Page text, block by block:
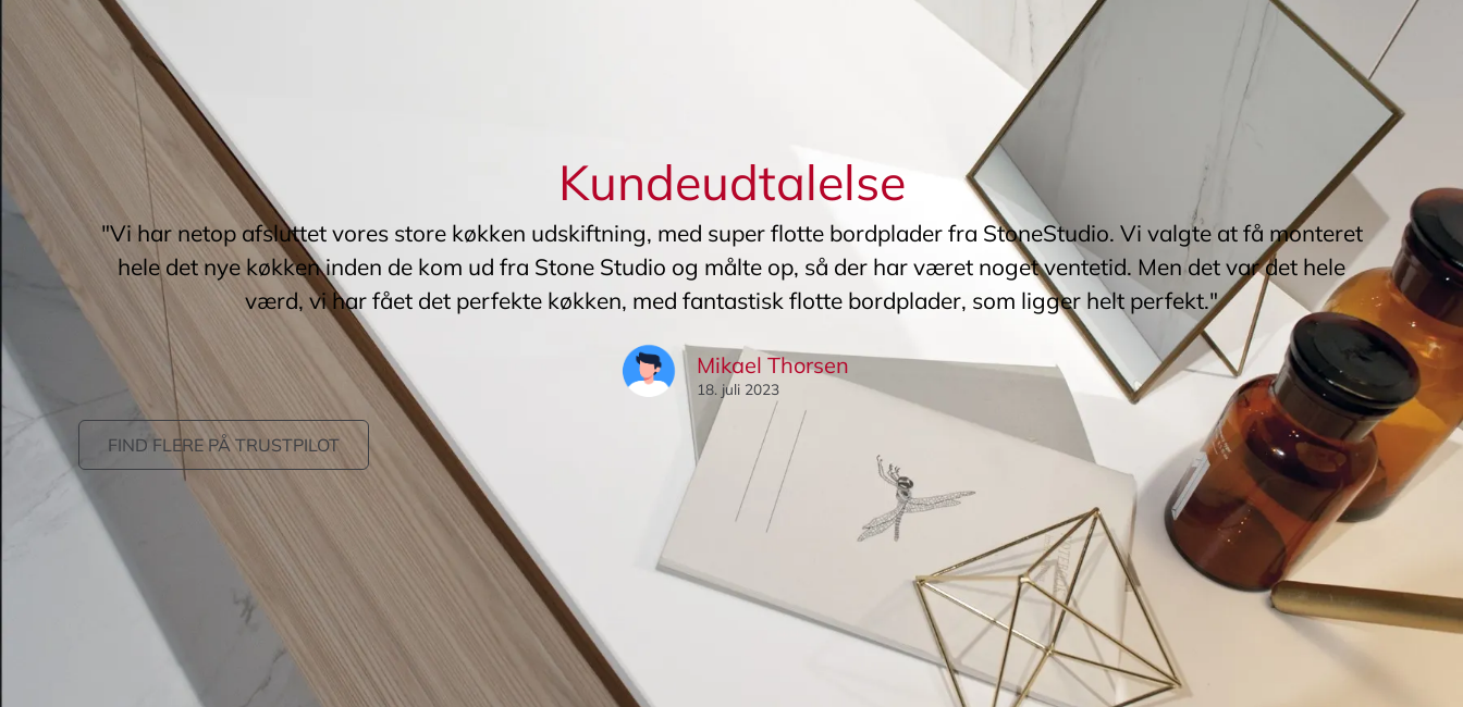
Kundeudtalelse
"Vi har netop afsluttet vores store køkken udskiftning, med super flotte bordplader fra StoneStudio. Vi valgte at få monteret
hele det nye køkken inden de kom ud fra Stone Studio og målte op, så der har været noget ventetid. Men det var det hele
værd, vi har fået det perfekte køkken, med fantastisk flotte bordplader, som ligger helt perfekt."
Mikael Thorsen
18. juli 2023
FIND FLERE PÅ TRUSTPILOT